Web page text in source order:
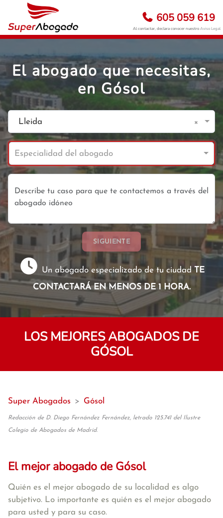
605 059 619
Al contactar, declara conocer nuestroAviso Legal
El abogado que necesitas,
en Gósol
Lleida ×
Especialidad del abogado
SIGUIENTE
Un abogado especializado de tu ciudad TE
CONTACTARÁ EN MENOS DE 1 HORA.
LOS MEJORES ABOGADOS DE
GÓSOL
Super Abogados > Gósol
Redacción de D. Diego Fernández Fernández, letrado 125.741 del Ilustre
Colegio de Abogados de Madrid.
El mejor abogado de Gósol
Quién es el mejor abogado de su localidad es algo
subjetivo. Lo importante es quién es el mejor abogado
para usted y para su caso.